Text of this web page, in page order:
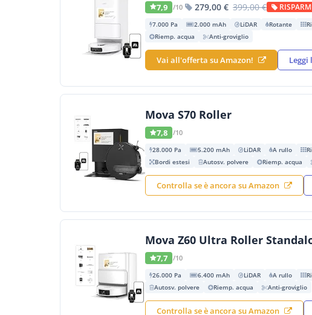
7,9 /10 279,00 € 399,00 €
7.000 Pa 2.000 mAh LiDAR Rotante
Riemp. acqua
Anti-groviglio
Vai all'offerta su Amazon! Leggi
Mova S70 Roller
7,8 /10
28.000 Pa 5.200 mAh LiDAR A rullo
Bordi estesi
Autosv. polvere Riemp. acqua
Controlla se è ancora su Amazon
Mova Z60 Ultra Roller
7,7 /10
26.000 Pa 6.400 mAh LiDAR A rullo
Autosv. polvere
Riemp. acqua Anti-groviglio
Controlla se è ancora su Amazon